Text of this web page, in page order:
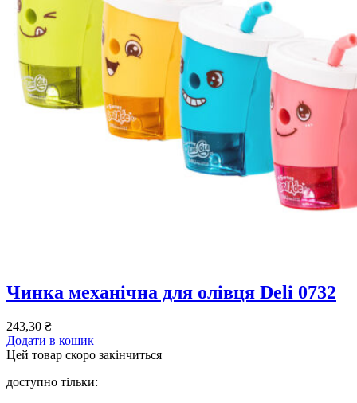
Чинка механічна для олівця Deli 0732
243,30 ₴
Додати в кошик
Цей товар скоро закінчиться
доступно тільки: